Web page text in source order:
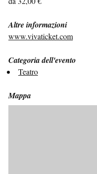
Altre informazioni
www.vivaticket.com
Categoria dell'evento
Teatro
Mappa